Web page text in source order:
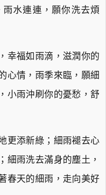
水連連，願你洗去煩
幸福如雨滴，滋潤你的
心情，雨季來臨，願細
小雨沖刷你的憂愁，舒
更添新綠；細雨褪去心
細雨洗去滿身的塵土，
春天的細雨，走向美好